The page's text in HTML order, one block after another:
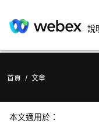
說
首頁 / 文章
本文適用於：